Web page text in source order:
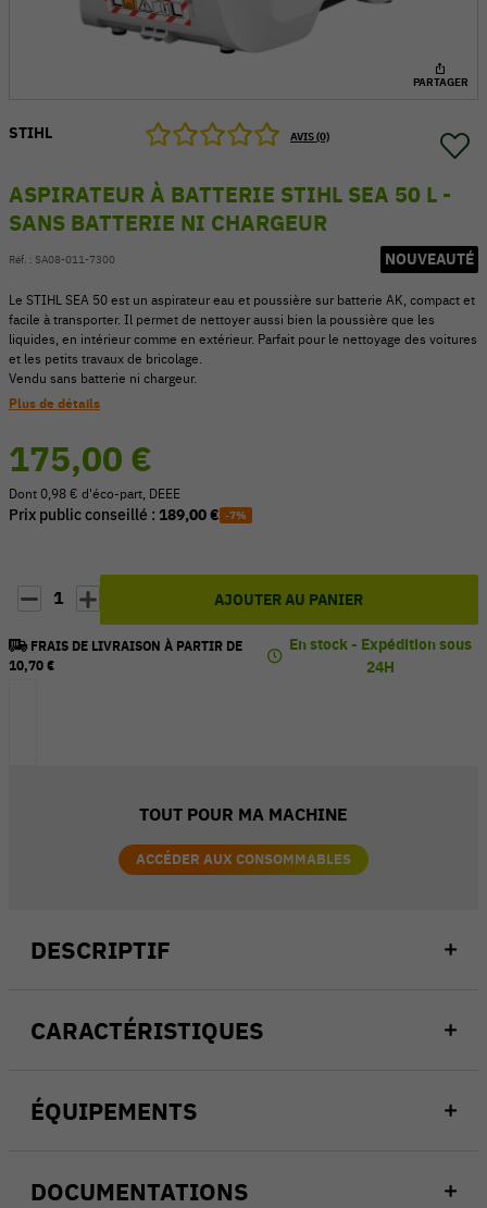
V
PARTAGER
DESCRIPTIF
CARACTÉRISTIQUES
ÉQUIPEMENTS
DOCUMENTATIONS
STIHL AVIS (0)
ASPIRATEUR À BATTERIE STIHL SEA 50 L -
SANS BATTERIE NI CHARGEUR
Réf. : SA08-011-7300 NOUVEAUTÉ
Le STIHL SEA 50 est un aspirateur eau et poussière sur batterie AK, compact et
facile à transporter. Il permet de nettoyer aussi bien la poussière que les
liquides, en intérieur comme en extérieur. Parfait pour le nettoyage des voitures
et les petits travaux de bricolage.
Vendu sans batterie ni chargeur.
Plus de détails
175,00 €
Dont 0,98 € d'éco-part, DEEE
Prix public conseillé : 189,00 € -7%
1 AJOUTER AU PANIER
FRAIS DE LIVRAISON À PARTIR DE
10,70 €
En stock - Expédition sous
24H
TOUT POUR MA MACHINE
ACCÉDER AUX CONSOMMABLES